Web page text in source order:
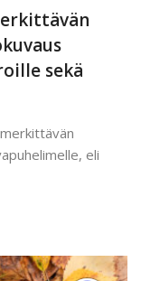
sekä
eli